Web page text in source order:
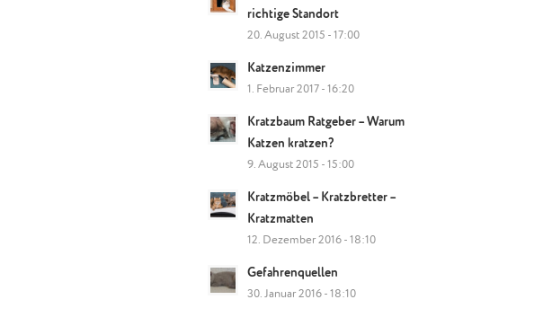
richtige Standort
20. August 2015 - 17:00
Katzenzimmer
1. Februar 2017 - 16:20
Kratzbaum Ratgeber – Warum
Katzen kratzen?
9. August 2015 - 15:00
Kratzmöbel – Kratzbretter –
Kratzmatten
12. Dezember 2016 - 18:10
Gefahrenquellen
30. Januar 2016 - 18:10